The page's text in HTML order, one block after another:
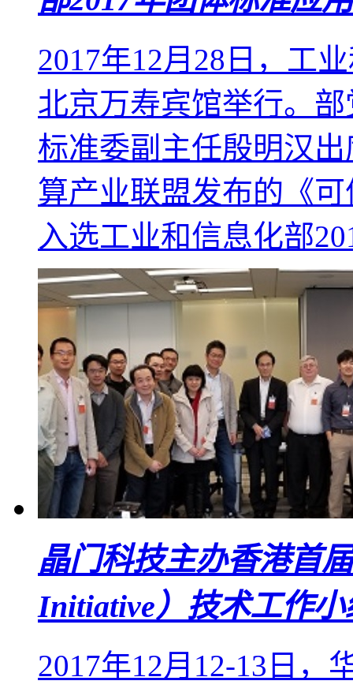
2017年12月28日，工
北京万寿宾馆举行。
标准委副主任殷明汉
算产业联盟发布的《
入选工业和信息化部
晶门科技主办香港首
Initiative）技术工作
2017年12月12-13日，